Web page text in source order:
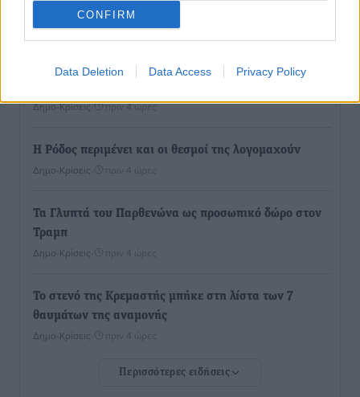
CONFIRM
Data Deletion Data Access Privacy Policy
Χωρίς υποχρεωτική παρουσία μικρών στη 12άδα
Αθλητικά
Ο Πελεκάνος, οι ανεμογεννήτριες και μια κοινότητα
Δημο-Κρίσεις• πριν 4 ώρες
Η Ρόδος περιμένει και οι θεσμοί της λογομαχούν
Δημο-Κρίσεις πριν 4 ώρες
Τα Γλυπτά του Παρθενώνα ως προσωπικό δώρο στον
Τραμπ
Δημο-Κρίσεις πριν 4 ώρες
Το στενό της Κρεμαστής μπήκε στη λίστα των 7
θαυμάτων της αναμονής
Δημο-Κρίσεις πριν 4 ώρες
ΣΕΤΕ: Σημαντική θεσμική εξέλιξη η ΚΥΑ για το ΕΧΠ
Περισσότερες ειδήσεις